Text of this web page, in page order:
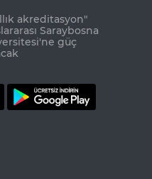
akreditasyon"
Saraybosna
güç